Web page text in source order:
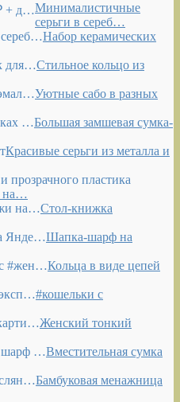
Минималистичные
серьги в сереб…
Набор керамических
Стильное кольцо из
Уютные сабо в разных
Большая замшевая сумка-
Красивые серьги из металла и
на…
Стол-книжка
Шапка-шарф на
Кольца в виде цепей
#кошельки с
Женский тонкий
Вместительная сумка
Бамбуковая менажница